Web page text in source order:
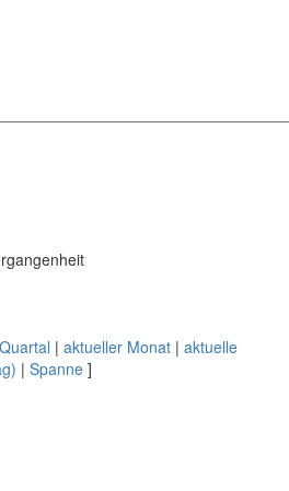
| aktueller Monat | aktuelle
| Spanne ]